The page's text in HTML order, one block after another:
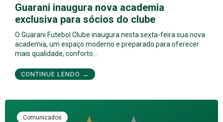
Guarani inaugura nova academia
exclusiva para sócios do clube
O Guarani Futebol Clube inaugura nesta sexta-feira sua nova
academia, um espaço moderno e preparado para oferecer
mais qualidade, conforto…
CONTINUE LENDO →
Comunicados